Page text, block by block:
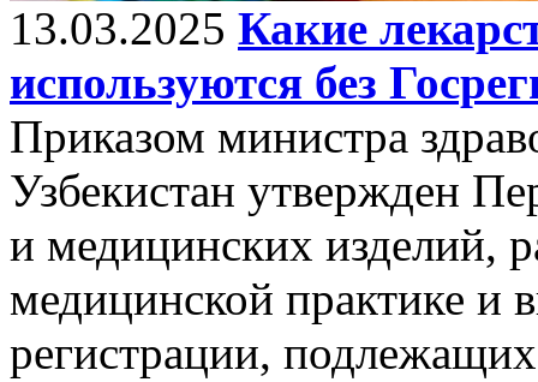
13.03.2025 Какие
используются без
Приказом министра
Узбекистан утвержден
и медицинских изделий,
медицинской практике и
регистрации,